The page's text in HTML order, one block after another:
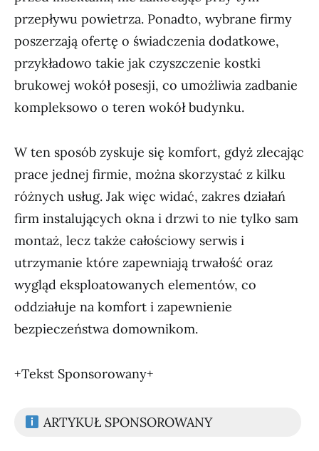
przepływu powietrza. Ponadto, wybrane firmy
poszerzają ofertę o świadczenia dodatkowe,
przykładowo takie jak czyszczenie kostki
brukowej wokół posesji, co umożliwia zadbanie
kompleksowo o teren wokół budynku.
W ten sposób zyskuje się komfort, gdyż zlecając
prace jednej firmie, można skorzystać z kilku
różnych usług. Jak więc widać, zakres działań
firm instalujących okna i drzwi to nie tylko sam
montaż, lecz także całościowy serwis i
utrzymanie które zapewniają trwałość oraz
wygląd eksploatowanych elementów, co
oddziałuje na komfort i zapewnienie
bezpieczeństwa domownikom.
+Tekst Sponsorowany+
ARTYKUŁ SPONSOROWANY